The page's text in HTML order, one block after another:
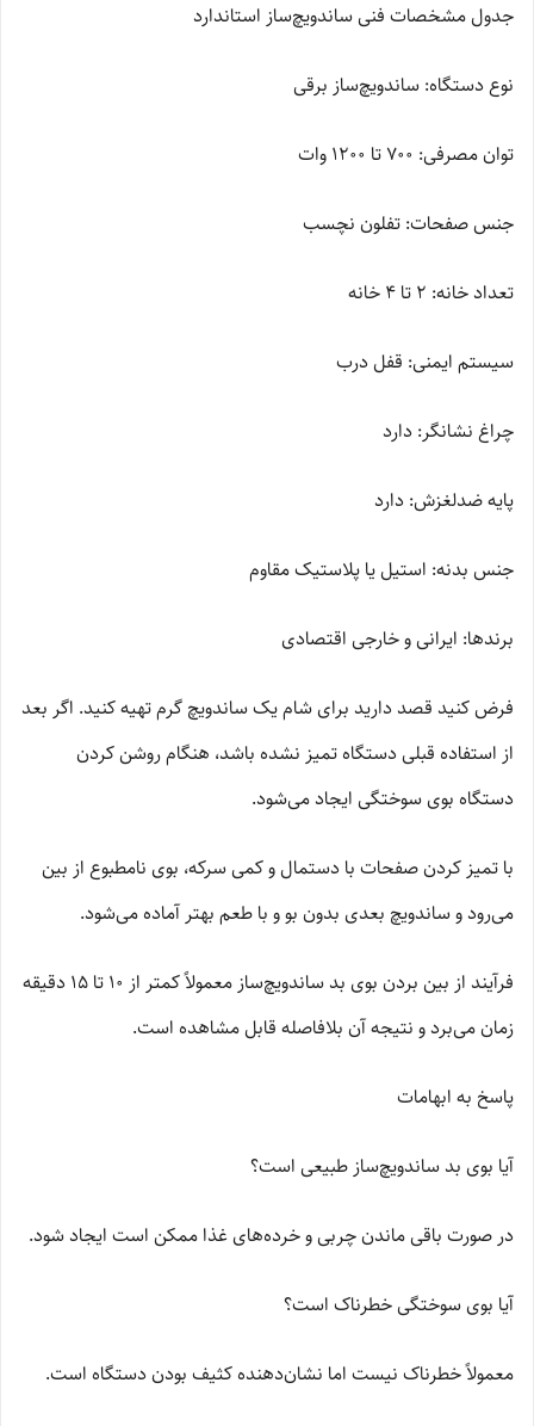
جدول مشخصات فنی ساندویچ‌ساز استاندارد
نوع دستگاه: ساندویچ‌ساز برقی
توان مصرفی: 700 تا 1200 وات
جنس صفحات: تفلون نچسب
تعداد خانه: 2 تا 4 خانه
سیستم ایمنی: قفل درب
چراغ نشانگر: دارد
پایه ضدلغزش: دارد
جنس بدنه: استیل یا پلاستیک مقاوم
برندها: ایرانی و خارجی اقتصادی
فرض کنید قصد دارید برای شام یک ساندویچ گرم تهیه کنید. اگر بعد
از استفاده قبلی دستگاه تمیز نشده باشد، هنگام روشن کردن
دستگاه بوی سوختگی ایجاد می‌شود.
با تمیز کردن صفحات با دستمال و کمی سرکه، بوی نامطبوع از بین
می‌رود و ساندویچ بعدی بدون بو و با طعم بهتر آماده می‌شود.
فرآیند از بین بردن بوی بد ساندویچ‌ساز معمولاً کمتر از 10 تا 15 دقیقه
زمان می‌برد و نتیجه آن بلافاصله قابل مشاهده است.
پاسخ به ابهامات
آیا بوی بد ساندویچ‌ساز طبیعی است؟
در صورت باقی ماندن چربی و خرده‌های غذا ممکن است ایجاد شود.
آیا بوی سوختگی خطرناک است؟
معمولاً خطرناک نیست اما نشان‌دهنده کثیف بودن دستگاه است.